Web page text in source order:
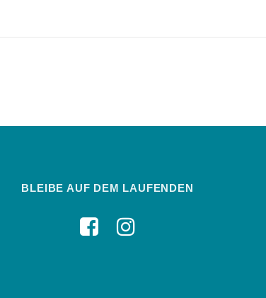
BLEIBE AUF DEM LAUFENDEN